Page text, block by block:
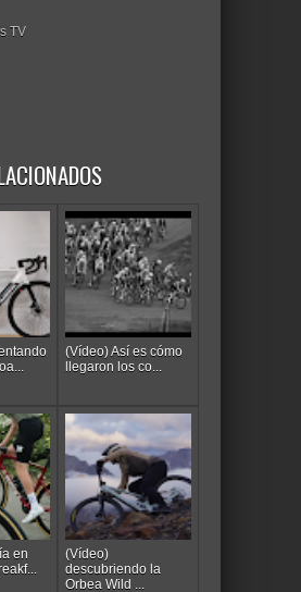
TV
(Vídeo) Así es cómo
llegaron los co...
en
(Vídeo)
descubriendo la
Orbea Wild ...